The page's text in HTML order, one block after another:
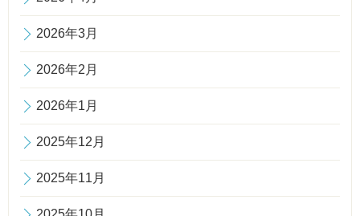
2026年3月
2026年2月
2026年1月
2025年12月
2025年11月